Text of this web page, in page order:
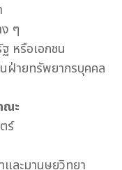
ๆ
หรือเอกชน
ฝ่ายทรัพยากรบุคคล
ณะ
ร์
ละมานุษยวิทยา